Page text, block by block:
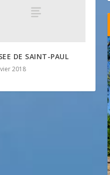
DE SAINT-PAUL
2018